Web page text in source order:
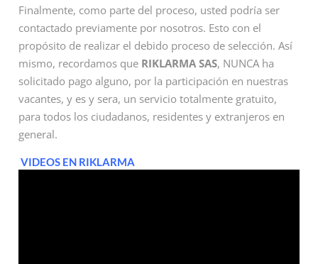
Finalmente, como parte del proceso, usted podría ser
contactado previamente por nosotros. Esto con el
propósito de realizar el debido proceso de selección. Así
mismo, recordamos que RIKLARMA SAS, NUNCA ha
solicitado pago alguno, por la participación en nuestras
vacantes, y es y sera, un servicio totalmente gratuito,
para todos los ciudadanos, residentes y extranjeros en
general.
VIDEOS EN RIKLARMA